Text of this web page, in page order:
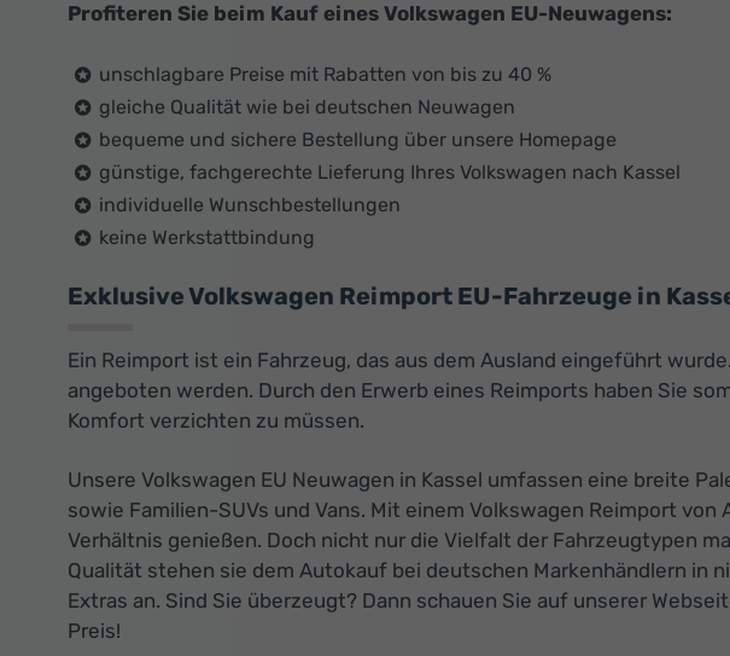
Profiteren Sie beim Kauf eines Volkswagen EU-Neuwagens:
unschlagbare Preise mit Rabatten von bis zu 40 %
gleiche Qualität wie bei deutschen Neuwagen
bequeme und sichere Bestellung über unsere Homepage
günstige, fachgerechte Lieferung Ihres Volkswagen nach Kassel
individuelle Wunschbestellungen
keine Werkstattbindung
Exklusive Volkswagen Reimport EU-Fahrzeuge in
Ein Reimport ist ein Fahrzeug, das aus dem Ausland eingeführt
angeboten werden. Durch den Erwerb eines Reimports haben Sie
Komfort verzichten zu müssen.
Unsere Volkswagen EU Neuwagen in Kassel umfassen eine breite
sowie Familien-SUVs und Vans. Mit einem Volkswagen Reimport
Verhältnis genießen. Doch nicht nur die Vielfalt der Fahrzeugtypen
Qualität stehen sie dem Autokauf bei deutschen Markenhändlern
Extras an. Sind Sie überzeugt? Dann schauen Sie auf unserer
Preis!